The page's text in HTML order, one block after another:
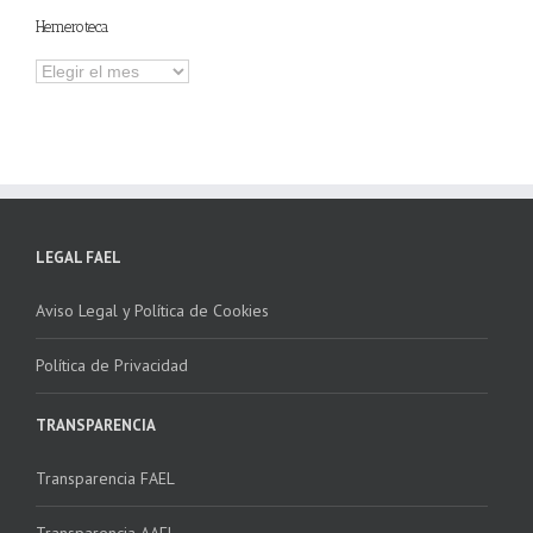
Hemeroteca
Hemeroteca
LEGAL FAEL
Aviso Legal y Política de Cookies
Política de Privacidad
TRANSPARENCIA
Transparencia FAEL